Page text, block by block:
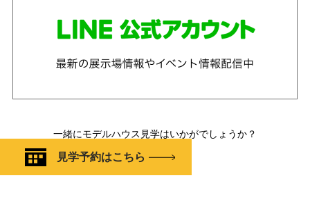
一緒にモデルハウス見学はいかがでしょうか？
見学予約はこちら